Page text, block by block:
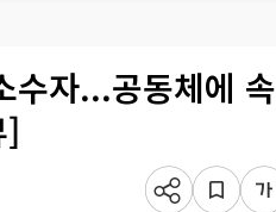
수자...공동체에 속
]